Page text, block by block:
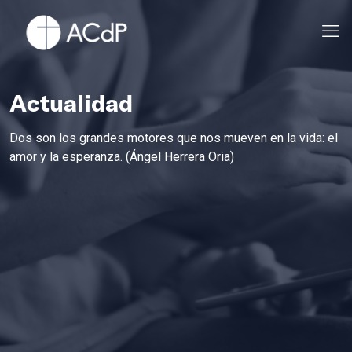
Actualidad
Dos son los grandes motores que nos mueven en la vida: el
amor y la esperanza. (Ángel Herrera Oria)